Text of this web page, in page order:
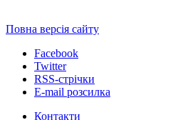
Повна версія сайту
Facebook
Twitter
RSS-стрічки
E-mail розсилка
Контакти